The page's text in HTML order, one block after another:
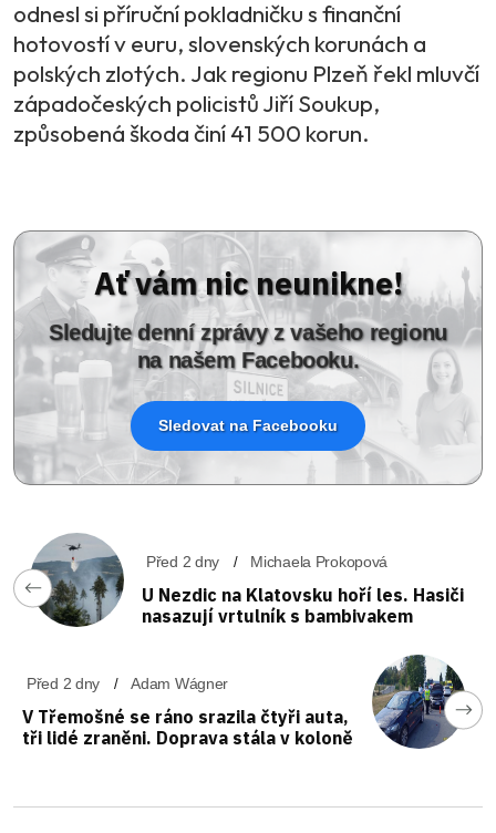
odnesl si příruční pokladničku s finanční
hotovostí v euru, slovenských korunách a
polských zlotých. Jak regionu Plzeň řekl mluvčí
západočeských policistů Jiří Soukup,
způsobená škoda činí 41 500 korun.
Ať vám nic neunikne!
Sledujte denní zprávy z vašeho regionu
na našem Facebooku.
Sledovat na Facebooku
Před 2 dny Michaela Prokopová
U Nezdic na Klatovsku hoří les. Hasiči
nasazují vrtulník s bambivakem
Před 2 dny Adam Wágner
V Třemošné se ráno srazila čtyři auta,
tři lidé zraněni. Doprava stála v koloně